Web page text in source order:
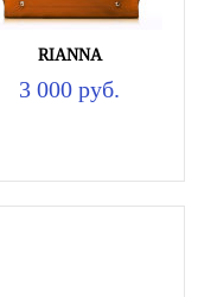
RIANNA
3 000 руб.